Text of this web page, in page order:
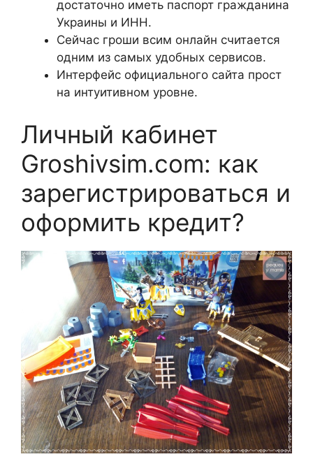
достаточно иметь паспорт гражданина
Украины и ИНН.
Сейчас гроши всим онлайн считается
одним из самых удобных сервисов.
Интерфейс официального сайта прост
на интуитивном уровне.
Личный кабинет
Groshivsim.com: как
зарегистрироваться и
оформить кредит?